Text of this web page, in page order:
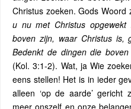
Christus zoeken. Gods
u nu met Christus
boven zijn, waar Christus is,
Bedenkt de dingen die
(Kol. 3:1-2). Wat, ja Wie
eens stellen! Het is in ieder
alleen ‘op de aarde’
meer onszelf en onze